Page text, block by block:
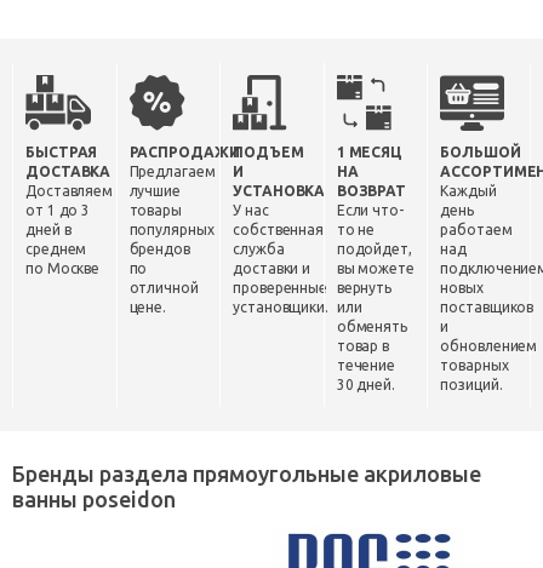
БЫСТРАЯ
ДОСТАВКА
Доставляем
от 1 до 3
дней в
среднем
по Москве
РАСПРОДАЖИ
Предлагаем
лучшие
товары
популярных
брендов
по
отличной
цене.
ПОДЪЕМ
И
УСТАНОВКА
У нас
собственная
служба
доставки и
проверенные
установщики.
1 МЕСЯЦ
НА
ВОЗВРАТ
Если что-
то не
подойдет,
вы можете
вернуть
или
обменять
товар в
течение
30 дней.
БОЛЬШОЙ
Каждый
день
работаем
над
новых
поставщиков
и
обновлением
товарных
позиций.
Бренды раздела прямоугольные акриловые
ванны poseidon